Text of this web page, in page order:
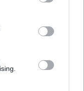
third-party tags to
in below Google
προβλέπει ο